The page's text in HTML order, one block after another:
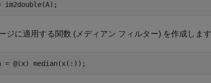
im2double(A);
ジに適用する関数 (メディアン フィルター) を作成します
= @(x) median(x(:));